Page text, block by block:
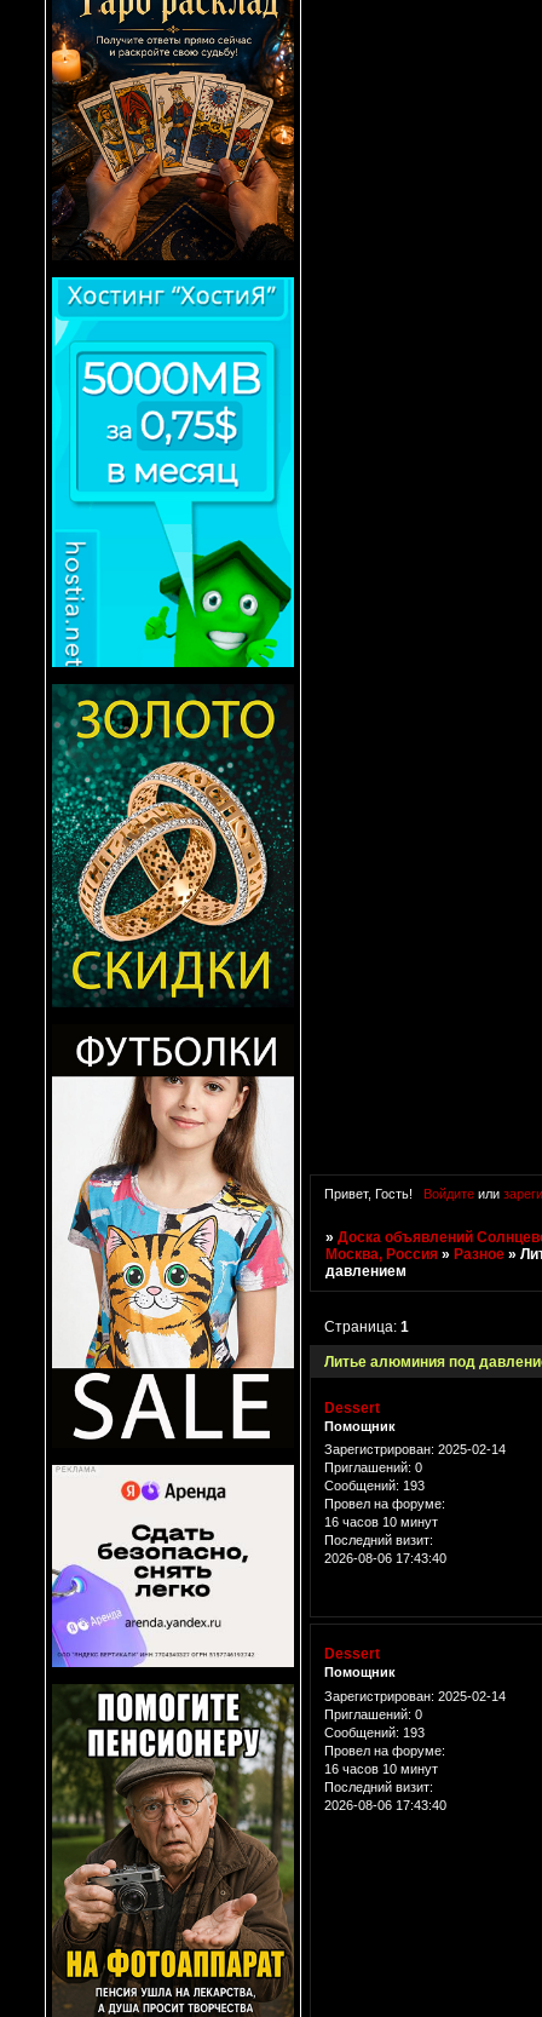
Привет, Гость! Войдитеили
»Доска объявлений
Москва, Россия »Разное »
давлением
Литье алюминия под
Страница:1
Dessert
Помощник
Зарегистрирован: 2025-02-14
Приглашений: 0
Сообщений: 193
Провел на форуме:
16 часов 10 минут
Последний визит:
2026-08-06 17:43:40
Dessert
Помощник
Зарегистрирован: 2025-02-14
Приглашений: 0
Сообщений: 193
Провел на форуме:
16 часов 10 минут
Последний визит:
2026-08-06 17:43:40